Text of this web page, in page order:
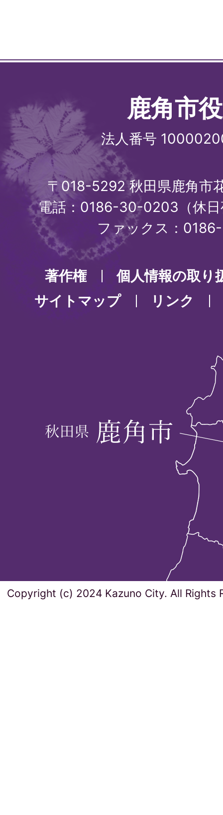
鹿角市
法人番号
〒018-5292 秋田県鹿角市
電話：0186-30-0203（休
ファックス：
著作権
個人情報の取り
サイトマップ
リンク
Copyright (c) 2024 Kazuno City. All Rights